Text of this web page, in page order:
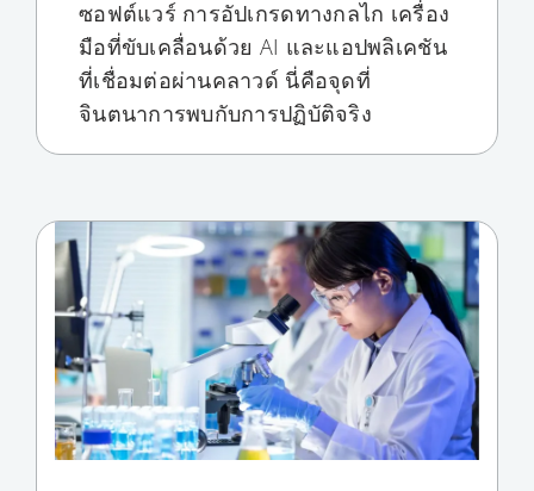
ซอฟต์แวร์ การอัปเกรดทางกลไก เครื่อง
มือที่ขับเคลื่อนด้วย AI และแอปพลิเคชัน
ที่เชื่อมต่อผ่านคลาวด์ นี่คือจุดที่
จินตนาการพบกับการปฏิบัติจริง